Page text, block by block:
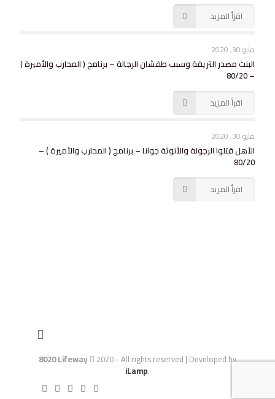
اقرأ المزيد
مايو 30, 2020
البنت مصدر التريقة وسبب طفشان الرجالة – برنامج ( المحارب والأميرة )
– 80/20
اقرأ المزيد
مايو 30, 2020
الأهل قتلوا الرجولة والأنوثة جوانا – برنامج ( المحارب والأميرة ) –
80/20
اقرأ المزيد
8020 Lifeway 2020 - All rights reserved | Developed by
iLamp.